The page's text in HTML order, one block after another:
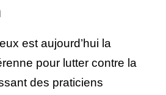
est aujourd’hui la
pour lutter contre la
des praticiens